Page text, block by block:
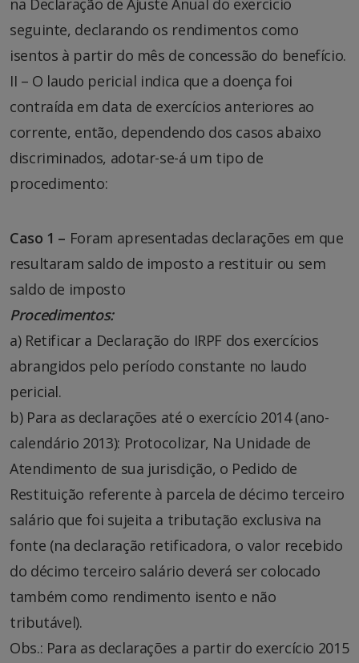
na Declaração de Ajuste Anual do exercício
seguinte, declarando os rendimentos como
isentos à partir do mês de concessão do benefício.
II – O laudo pericial indica que a doença foi
contraída em data de exercícios anteriores ao
corrente, então, dependendo dos casos abaixo
discriminados, adotar-se-á um tipo de
procedimento:
Caso 1 – Foram apresentadas declarações em que
resultaram saldo de imposto a restituir ou sem
saldo de imposto
Procedimentos:
a) Retificar a Declaração do IRPF dos exercícios
abrangidos pelo período constante no laudo
pericial.
b) Para as declarações até o exercício 2014 (ano-
calendário 2013): Protocolizar, Na Unidade de
Atendimento de sua jurisdição, o Pedido de
Restituição referente à parcela de décimo terceiro
salário que foi sujeita a tributação exclusiva na
fonte (na declaração retificadora, o valor recebido
do décimo terceiro salário deverá ser colocado
também como rendimento isento e não
tributável).
Obs.: Para as declarações a partir do exercício 2015